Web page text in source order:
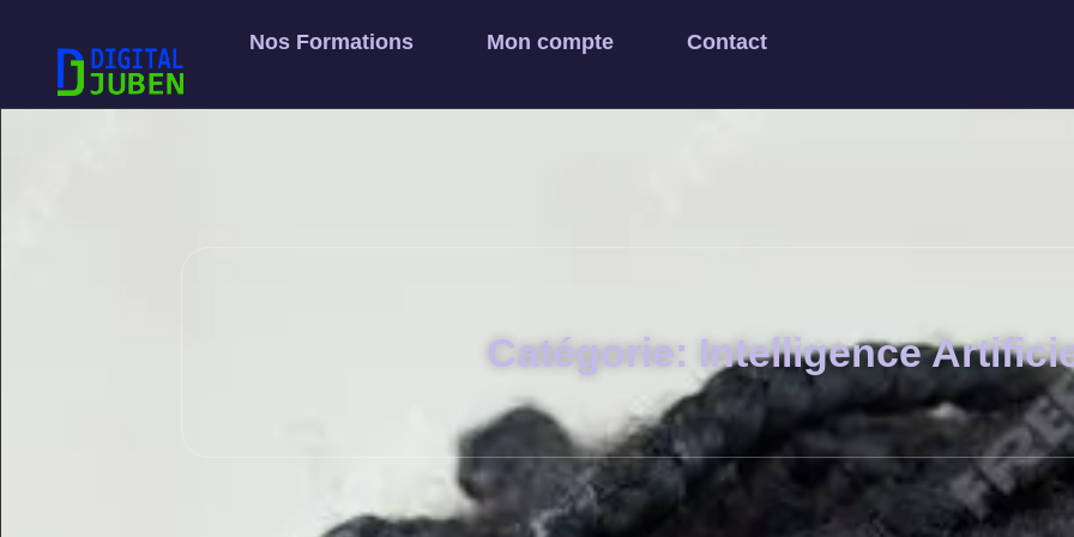
Nos Formations Mon compte Contact
Catégorie: Intelligence